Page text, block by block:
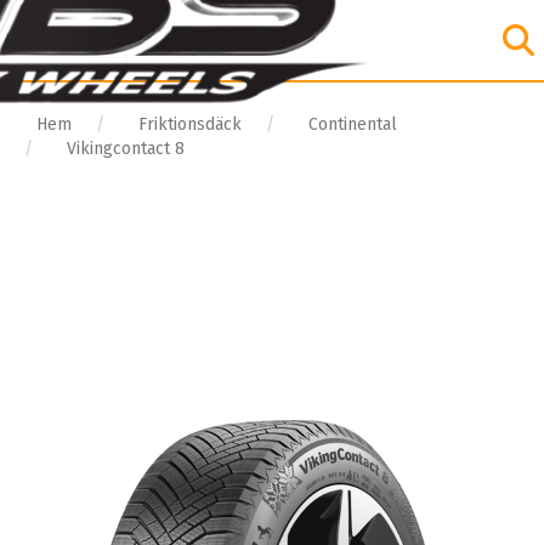
Hem Friktionsdäck
Continental
Vikingcontact 8